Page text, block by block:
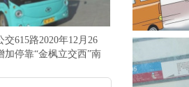
交615路2020年12月26
加停靠“金枫立交西”南